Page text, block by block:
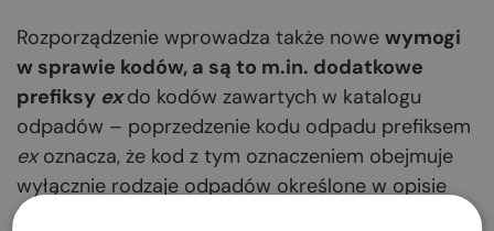
Rozporządzenie wprowadza także nowe wymogi
w sprawie kodów, a są to m.in. dodatkowe
prefiksy ex do kodów zawartych w katalogu
odpadów – poprzedzenie kodu odpadu prefiksem
exoznacza, że kod z tym oznaczeniem obejmuje
wyłącznie rodzaje odpadów określone w opisie
kodu.